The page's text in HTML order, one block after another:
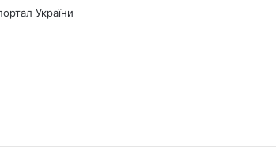
України